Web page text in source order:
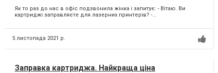
Як то раз до нас в офіс подзвонила жінка і запитує:⁣ - Вітаю. Ви
картриджі заправляєте для лазерних принтерів?⁣ -...
5 листопада 2021 р.
Заправка картриджа. Найкраща ціна